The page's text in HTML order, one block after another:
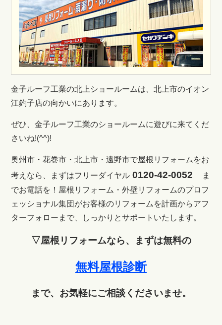
金子ルーフ工業の北上ショールームは、北上市のイオン
江釣子店の向かいにあります。
ぜひ、金子ルーフ工業のショールームに遊びに来てくだ
さいね!(^^)!
奥州市・花巻市・北上市・遠野市で屋根リフォームをお
考えなら、まずはフリーダイヤル 0120-42-0052
ま
でお電話を！ 屋根リフォーム・外壁リフォームのプロフ
ェッショナル集団がお客様のリフォームを計画からアフ
ターフォローまで、しっかりとサポートいたします。
▽屋根リフォームなら、まずは無料の
無料屋根診断
まで、お気軽にご相談くださいませ。